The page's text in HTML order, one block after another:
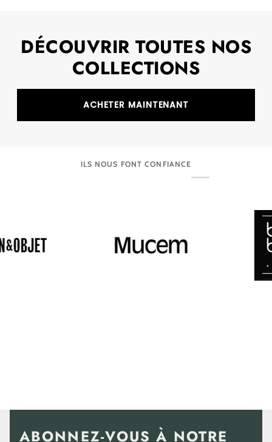
DÉCOUVRIR TOUTES NOS
COLLECTIONS
ACHETER MAINTENANT
ILS NOUS FONT CONFIANCE
ABONNEZ-VOUS À NOTRE